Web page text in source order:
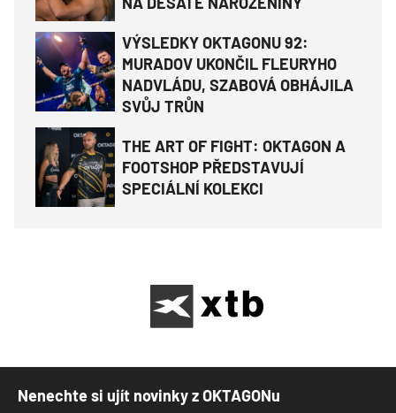
VÝSLEDKY OKTAGONU 92:
MURADOV UKONČIL FLEURYHO
NADVLÁDU, SZABOVÁ OBHÁJILA
SVŮJ TRŮN
THE ART OF FIGHT: OKTAGON A
FOOTSHOP PŘEDSTAVUJÍ
SPECIÁLNÍ KOLEKCI
Nenechte si ujít novinky z OKTAGONu